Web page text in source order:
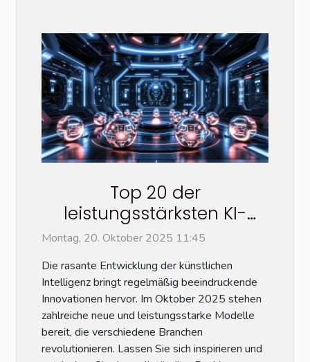
Top 20 der
leistungsstärksten KI-
Modelle im Oktober 2025:
Montag, 20. Oktober 2025 11:45
Die rasante Entwicklung der künstlichen
Intelligenz bringt regelmäßig beeindruckende
Innovationen hervor. Im Oktober 2025 stehen
zahlreiche neue und leistungsstarke Modelle
bereit, die verschiedene Branchen
revolutionieren. Lassen Sie sich inspirieren und